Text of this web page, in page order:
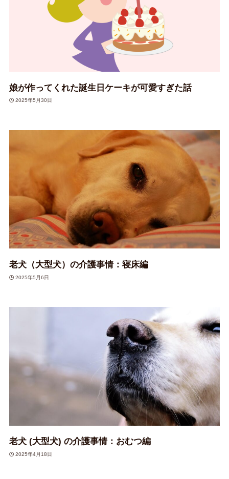
娘が作ってくれた誕生日ケーキが可愛すぎた話
2025年5月30日
老犬（大型犬）の介護事情：寝床編
2025年5月6日
老犬 (大型犬) の介護事情：おむつ編
2025年4月18日